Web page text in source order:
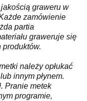
graweru w
zamówienie
partia
graweruje się
należy opłukać
innym płynem.
Pranie metek
programie,